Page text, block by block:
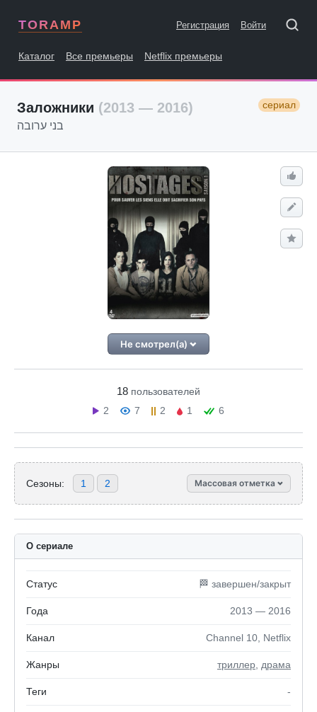
TORAMP Регистрация Войти
Каталог Все премьеры Netflix премьеры
Заложники (2013 — 2016) сериал
בני ערובה
Не смотрел(а)
18 пользователей
2
7 2 1 6
Сезоны: 1 2 Массовая отметка
О сериале
Статус 🏁 завершен/закрыт
Года 2013 — 2016
Канал Channel 10, Netflix
Жанры триллер драма
Теги -